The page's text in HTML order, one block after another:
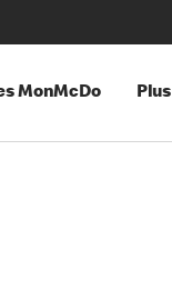
MonMcDo Plus